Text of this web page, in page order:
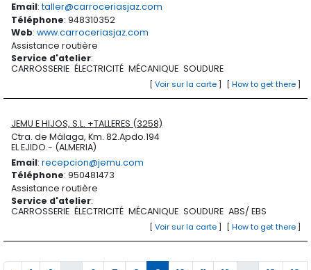
Email: taller@carroceriasjaz.com
Téléphone: 948310352
Web: www.carroceriasjaz.com
Assistance routière
Service d'atelier:
CARROSSERIE ÉLECTRICITÉ MÉCANIQUE SOUDURE
[ How to get there]
[ Voir sur la carte]
JEMU E HIJOS, S.L. +TALLERES (3258)
Ctra. de Málaga, Km. 82.Apdo.194
EL EJIDO.- (ALMERIA)
Email: recepcion@jemu.com
Téléphone: 950481473
Assistance routière
Service d'atelier:
CARROSSERIE ÉLECTRICITÉ MÉCANIQUE SOUDURE ABS/ EBS
[ How to get there]
[ Voir sur la carte]